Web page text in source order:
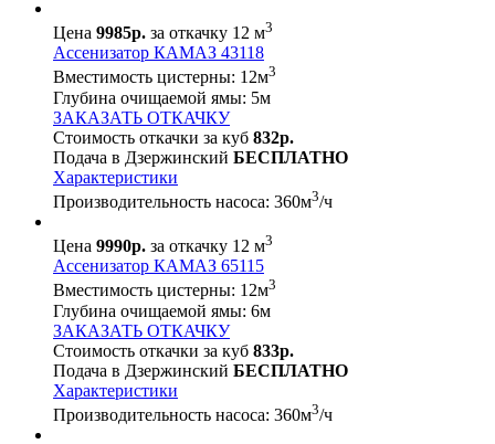
Цена 9985р. за откачку 12 м3
Ассенизатор КАМАЗ 43118
Вместимость цистерны: 12м3
Глубина очищаемой ямы: 5м
ЗАКАЗАТЬ ОТКАЧКУ
Стоимость откачки за куб 832р.
Подача в Дзержинский БЕСПЛАТНО
Характеристики
Производительность насоса: 360м3/ч
Цена 9990р. за откачку 12 м3
Ассенизатор КАМАЗ 65115
Вместимость цистерны: 12м3
Глубина очищаемой ямы: 6м
ЗАКАЗАТЬ ОТКАЧКУ
Стоимость откачки за куб 833р.
Подача в Дзержинский БЕСПЛАТНО
Характеристики
Производительность насоса: 360м3/ч